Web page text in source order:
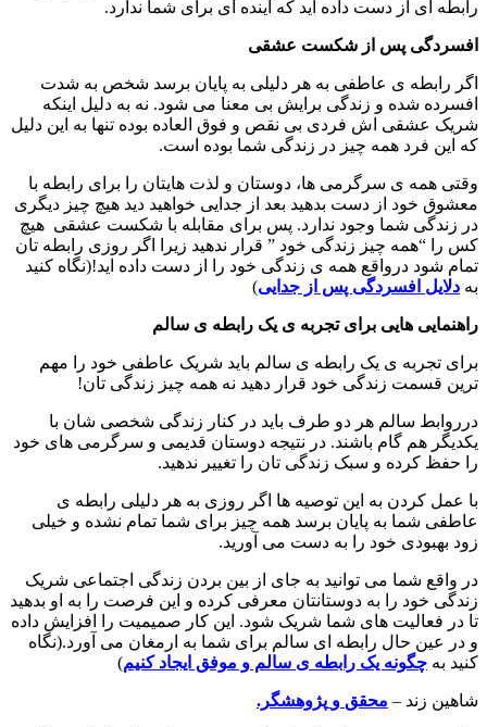
رابطه ای از دست داده اید که آینده ای برای شما ندارد.
افسردگی پس از شکست عشقی
اگر رابطه ی عاطفی به هر دلیلی به پایان برسد شخص به شدت
افسرده شده و زندگی برایش بی معنا می شود. نه به دلیل اینکه
شریک عشقی اش فردی بی نقص و فوق العاده بوده تنها به این دلیل
که این فرد همه چیز در زندگی شما بوده است.
وقتی همه ی سرگرمی ها، دوستان و لذت هایتان را برای رابطه با
معشوق خود از دست بدهید بعد از جدایی خواهید دید هیچ چیز دیگری
در زندگی شما وجود ندارد. پس برای مقابله با شکست عشقی هیچ
کس را “همه چیز زندگی خود ” قرار ندهید زیرا اگر روزی رابطه تان
تمام شود درواقع همه ی زندگی خود را از دست داده اید!(نگاه کنید
به دلایل افسردگی پس از جدایی)
راهنمایی هایی برای تجربه ی یک رابطه ی سالم
برای تجربه ی یک رابطه ی سالم باید شریک عاطفی خود را مهم
ترین قسمت زندگی خود قرار دهید نه همه چیز زندگی تان!
درروابط سالم هر دو طرف باید در کنار زندگی شخصی شان با
یکدیگر هم گام باشند. در نتیجه دوستان قدیمی و سرگرمی های خود
را حفظ کرده و سبک زندگی تان را تغییر ندهید.
با عمل کردن به این توصیه ها اگر روزی به هر دلیلی رابطه ی
عاطفی شما به پایان برسد همه چیز برای شما تمام نشده و خیلی
زود بهبودی خود را به دست می آورید.
در واقع شما می توانید به جای از بین بردن زندگی اجتماعی شریک
زندگی خود را به دوستانتان معرفی کرده و این فرصت را به او بدهید
تا در فعالیت های شما شریک شود. این کار صمیمیت را افزایش داده
و در عین حال رابطه ای سالم برای شما به ارمغان می آورد.(نگاه
کنید به چگونه یک رابطه ی سالم و موفق ایجاد کنیم)
شاهین زند – محقق و پژوهشگر.